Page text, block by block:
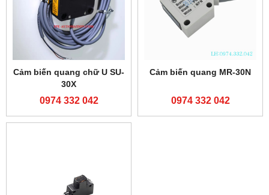
Cảm biến quang chữ U SU-
30X
0974 332 042
Cảm biến quang MR-30N
0974 332 042